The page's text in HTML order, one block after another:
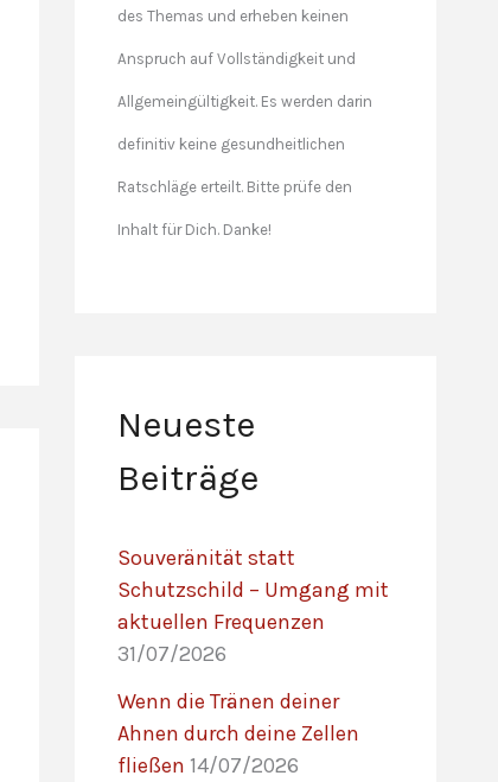
des Themas und erheben keinen
Anspruch auf Vollständigkeit und
Allgemeingültigkeit. Es werden darin
definitiv keine gesundheitlichen
Ratschläge erteilt. Bitte prüfe den
Inhalt für Dich. Danke!
Neueste
Beiträge
Souveränität statt
Schutzschild – Umgang mit
aktuellen Frequenzen
31/07/2026
Wenn die Tränen deiner
Ahnen durch deine Zellen
fließen 14/07/2026